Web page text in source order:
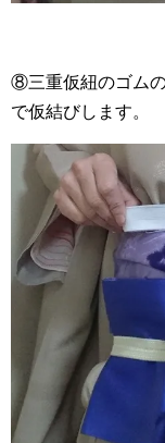
⑧三重仮紐のゴム
で仮結びします。